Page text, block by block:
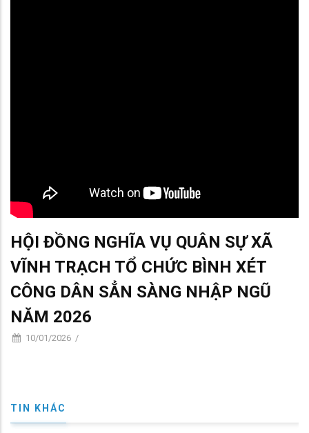
HỘI ĐỒNG NGHĨA VỤ QUÂN SỰ XÃ
VĨNH TRẠCH TỔ CHỨC BÌNH XÉT
CÔNG DÂN SẲN SÀNG NHẬP NGŨ
NĂM 2026
10/01/2026 /
TIN KHÁC